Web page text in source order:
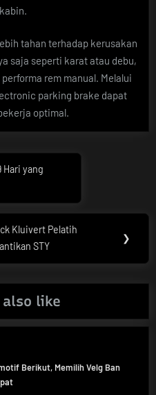
tahan terhadap kerusakan
saja seperti karat atau debu,
rem manual. Melalui
parking brake dapat
optimal.
Hari yang
Kluivert Pelatih
STY
❯
also like
Berikut, Memilih Velg Ban